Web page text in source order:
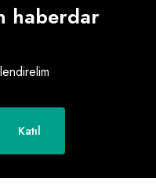
haberdar
Katıl